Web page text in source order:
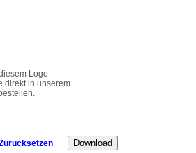
Logo
direkt in unserem